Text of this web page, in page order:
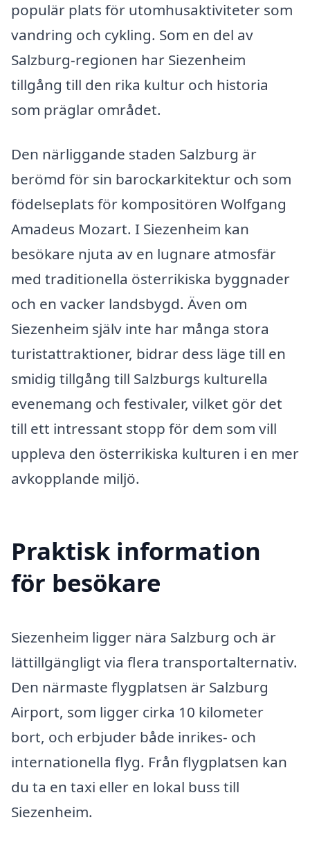
populär plats för utomhusaktiviteter som
vandring och cykling. Som en del av
Salzburg-regionen har Siezenheim
tillgång till den rika kultur och historia
som präglar området.
Den närliggande staden Salzburg är
berömd för sin barockarkitektur och som
födelseplats för kompositören Wolfgang
Amadeus Mozart. I Siezenheim kan
besökare njuta av en lugnare atmosfär
med traditionella österrikiska byggnader
och en vacker landsbygd. Även om
Siezenheim själv inte har många stora
turistattraktioner, bidrar dess läge till en
smidig tillgång till Salzburgs kulturella
evenemang och festivaler, vilket gör det
till ett intressant stopp för dem som vill
uppleva den österrikiska kulturen i en mer
avkopplande miljö.
Praktisk information
för besökare
Siezenheim ligger nära Salzburg och är
lättillgängligt via flera transportalternativ.
Den närmaste flygplatsen är Salzburg
Airport, som ligger cirka 10 kilometer
bort, och erbjuder både inrikes- och
internationella flyg. Från flygplatsen kan
du ta en taxi eller en lokal buss till
Siezenheim.